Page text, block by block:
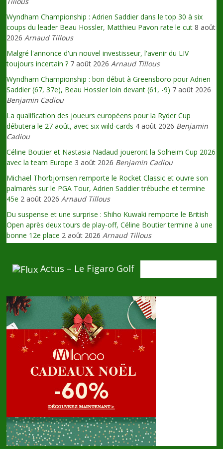
Wyndham Championship : Adrien Saddier dans le top 30 à six
coups du leader Beau Hossler, Matthieu Pavon rate le cut 8 août
2026 Arnaud Tillous
Malgré l'annonce d'un nouvel investisseur, l'avenir du LIV
toujours incertain ? 7 août 2026 Arnaud Tillous
Wyndham Championship : bon début à Greensboro pour Adrien
Saddier (67, 37e), Beau Hossler loin devant (61, -9) 7 août 2026
Benjamin Cadiou
La qualification des joueurs européens pour la Ryder Cup
débutera le 27 août, avec six wild-cards 4 août 2026 Benjamin
Cadiou
Céline Boutier et Nastasia Nadaud joueront la Solheim Cup 2026
avec la team Europe 3 août 2026 Benjamin Cadiou
Michael Thorbjornsen remporte le Rocket Classic et ouvre son
palmarès sur le PGA Tour, Adrien Saddier trébuche et termine
45e 2 août 2026 Arnaud Tillous
Du suspense et une surprise : Shiho Kuwaki remporte le British
Open après deux tours de play-off, Céline Boutier termine à une
bonne 12e place 2 août 2026 Arnaud Tillous
Actus – Le Figaro Golf